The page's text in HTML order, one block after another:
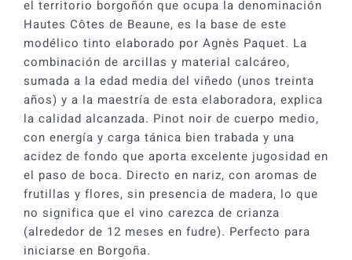
el territorio borgoñón que ocupa la denominación
Hautes Côtes de Beaune, es la base de este
modélico tinto elaborado por Agnès Paquet. La
combinación de arcillas y material calcáreo,
sumada a la edad media del viñedo (unos treinta
años) y a la maestría de esta elaboradora, explica
la calidad alcanzada. Pinot noir de cuerpo medio,
con energía y carga tánica bien trabada y una
acidez de fondo que aporta excelente jugosidad en
el paso de boca. Directo en nariz, con aromas de
frutillas y flores, sin presencia de madera, lo que
no significa que el vino carezca de crianza
(alrededor de 12 meses en fudre). Perfecto para
iniciarse en Borgoña.